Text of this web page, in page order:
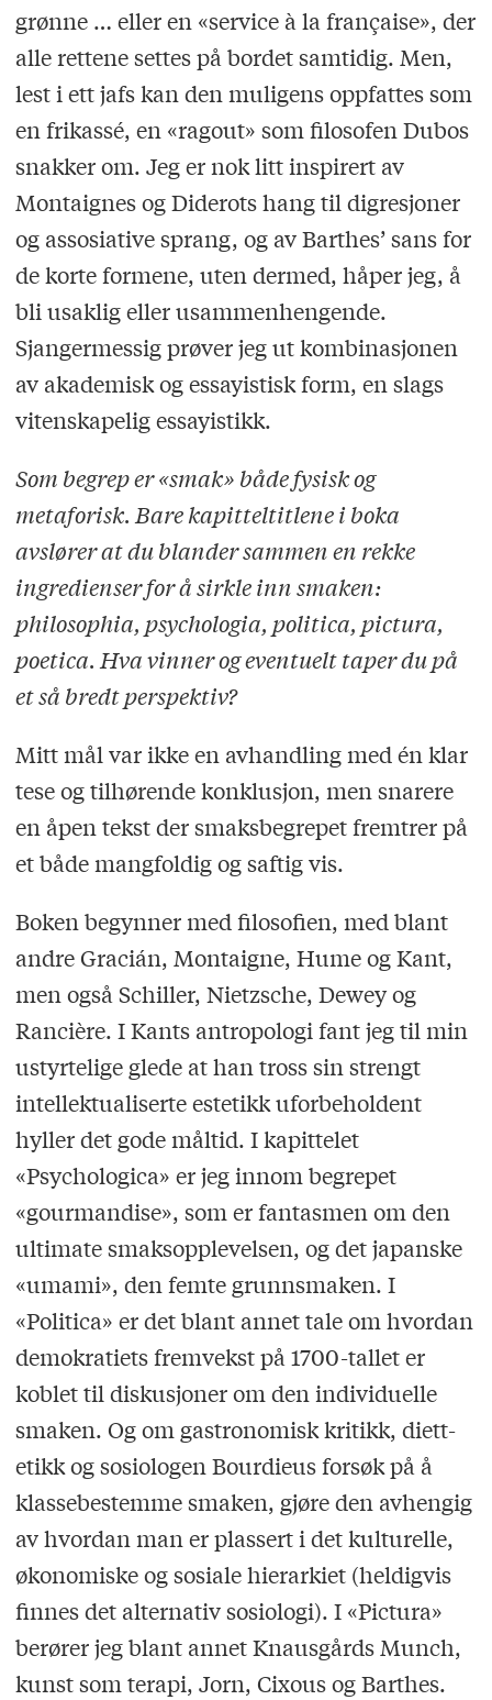
grønne … eller en «service à la française», der
alle rettene settes på bordet samtidig. Men,
lest i ett jafs kan den muligens oppfattes som
en frikassé, en «ragout» som filosofen Dubos
snakker om. Jeg er nok litt inspirert av
Montaignes og Diderots hang til digresjoner
og assosiative sprang, og av Barthes’ sans for
de korte formene, uten dermed, håper jeg, å
bli usaklig eller usammenhengende.
Sjangermessig prøver jeg ut kombinasjonen
av akademisk og essayistisk form, en slags
vitenskapelig essayistikk.
Som begrep er «smak» både fysisk og
metaforisk. Bare kapitteltitlene i boka
avslører at du blander sammen en rekke
ingredienser for å sirkle inn smaken:
philosophia, psychologia, politica, pictura,
poetica. Hva vinner og eventuelt taper du på
et så bredt perspektiv?
Mitt mål var ikke en avhandling med én klar
tese og tilhørende konklusjon, men snarere
en åpen tekst der smaksbegrepet fremtrer på
et både mangfoldig og saftig vis.
Boken begynner med filosofien, med blant
andre Gracián, Montaigne, Hume og Kant,
men også Schiller, Nietzsche, Dewey og
Rancière. I Kants antropologi fant jeg til min
ustyrtelige glede at han tross sin strengt
intellektualiserte estetikk uforbeholdent
hyller det gode måltid. I kapittelet
«Psychologica» er jeg innom begrepet
«gourmandise», som er fantasmen om den
ultimate smaksopplevelsen, og det japanske
«umami», den femte grunnsmaken. I
«Politica» er det blant annet tale om hvordan
demokratiets fremvekst på 1700-tallet er
koblet til diskusjoner om den individuelle
smaken. Og om gastronomisk kritikk, diett-
etikk og sosiologen Bourdieus forsøk på å
klassebestemme smaken, gjøre den avhengig
av hvordan man er plassert i det kulturelle,
økonomiske og sosiale hierarkiet (heldigvis
finnes det alternativ sosiologi). I «Pictura»
berører jeg blant annet Knausgårds Munch,
kunst som terapi, Jorn, Cixous og Barthes.